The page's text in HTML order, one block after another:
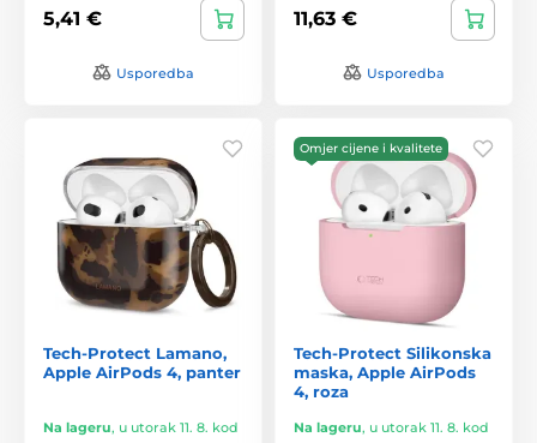
5,41 €
Usporedba
11,63 €
Usporedba
Tech-Protect Lamano,
Apple AirPods 4, panter
Na lageru, u utorak 11. 8. kod
Omjer cijene i kvalitete
Tech-Protect Silikonska
maska, Apple AirPods
4, roza
Na lageru, u utorak 11. 8. kod